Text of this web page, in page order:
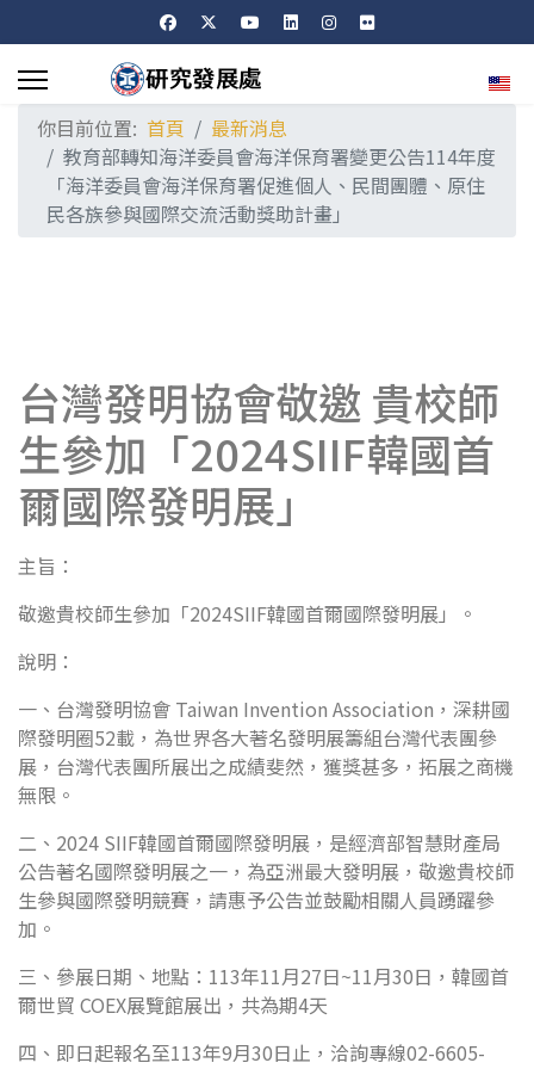
選擇
你目前位置: 首頁
最新消息
教育部轉知海洋委員會海洋保育署變更公告114年度
「海洋委員會海洋保育署促進個人、民間團體、原住
民各族參與國際交流活動獎助計畫」
台灣發明協會敬邀 貴校師
生參加「2024SIIF韓國首
爾國際發明展」
主旨：
敬邀貴校師生參加「2024SIIF韓國首爾國際發明展」。
說明：
一、台灣發明協會 Taiwan Invention Association，深耕國
際發明圈52載，為世界各大著名發明展籌組台灣代表團參
展，台灣代表團所展出之成績斐然，獲獎甚多，拓展之商機
無限。
二、2024 SIIF韓國首爾國際發明展，是經濟部智慧財產局
公告著名國際發明展之一，為亞洲最大發明展，敬邀貴校師
生參與國際發明競賽，請惠予公告並鼓勵相關人員踴躍參
加。
三、參展日期、地點：113年11月27日~11月30日，韓國首
爾世貿 COEX展覽館展出，共為期4天
四、即日起報名至113年9月30日止，洽詢專線02-6605-